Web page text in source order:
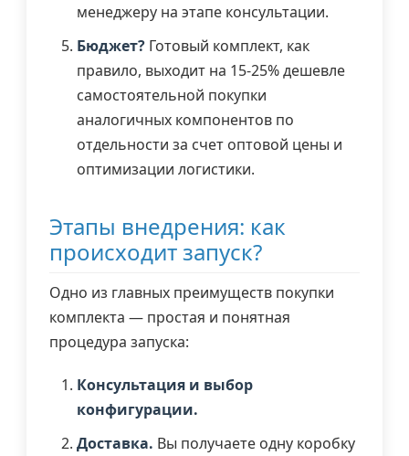
менеджеру на этапе консультации.
Бюджет?Готовый комплект, как
правило, выходит на 15-25% дешевле
самостоятельной покупки
аналогичных компонентов по
отдельности за счет оптовой цены и
оптимизации логистики.
Этапы внедрения: как
происходит запуск?
Одно из главных преимуществ покупки
комплекта — простая и понятная
процедура запуска:
Консультация и выбор
конфигурации.
Доставка. Вы получаете одну коробку